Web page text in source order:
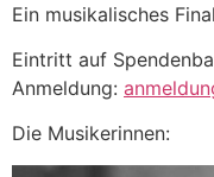
Ein musikalisches
Eintritt auf
Anmeldung:
Die Musikerinnen: